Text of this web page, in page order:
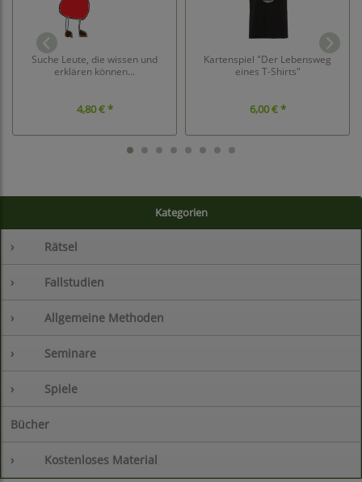
Kategorien
› Rätsel
› Fallstudien
› Allgemeine Methoden
› Seminare
› Spiele
Bücher
› Kostenloses Material
Suche Leute, die wissen und
erklären können...
4,80 € *
Kartenspiel "Der Lebensweg
eines T-Shirts"
6,00 € *